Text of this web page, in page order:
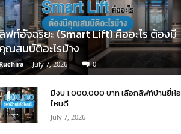
ลิฟท์อัจฉริยะ (Smart Lift) คืออะไร ต้องมี
คุณสมบัติอะไรบ้าง
Ruchira - July 7, 2026 0
มีงบ 1,000,000 บาท เลือกลิฟท์บ้านยี่ห้อ
ไหนดี
July 7, 2026